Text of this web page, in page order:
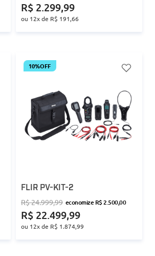
R$ 2.299,99
ou 12x de R$ 191,66
10%OFF
FLIR PV-KIT-2
R$24.999,99 economizeR$2.500,00
R$ 22.499,99
ou 12x de R$ 1.874,99